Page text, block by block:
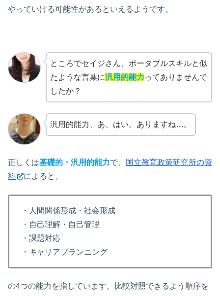
やっていける可能性があるといえるようです。
ところでセイジさん、ポータブルスキルと似
たような言葉に汎用的能力ってありませんで
したか？
汎用的能力、あ、はい。ありますね…。
正しくは基礎的・汎用的能力で、
国立教育政策研究所の資
料
によると、
・人間関係形成・社会形成
・自己理解・自己管理
・課題対応
・キャリアプランニング
の4つの能力を指しています。比較対照できるよう順序を